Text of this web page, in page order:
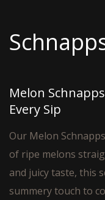
Melon
Every Sip
Our Melon
of ripe melons
and juicy taste, this
summery touch to